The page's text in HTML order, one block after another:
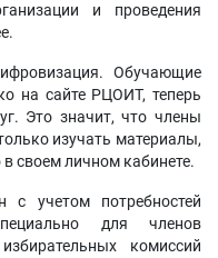
и проведения
Обучающие
на сайте РЦОИТ, теперь
Это значит, что члены
изучать материалы,
своем личном кабинете.
с учетом потребностей
для членов
комиссий